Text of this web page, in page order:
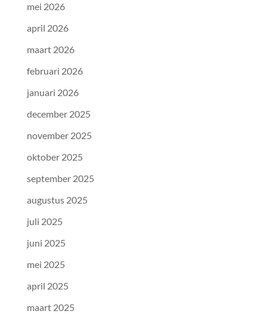
mei 2026
april 2026
maart 2026
februari 2026
januari 2026
december 2025
november 2025
oktober 2025
september 2025
augustus 2025
juli 2025
juni 2025
mei 2025
april 2025
maart 2025